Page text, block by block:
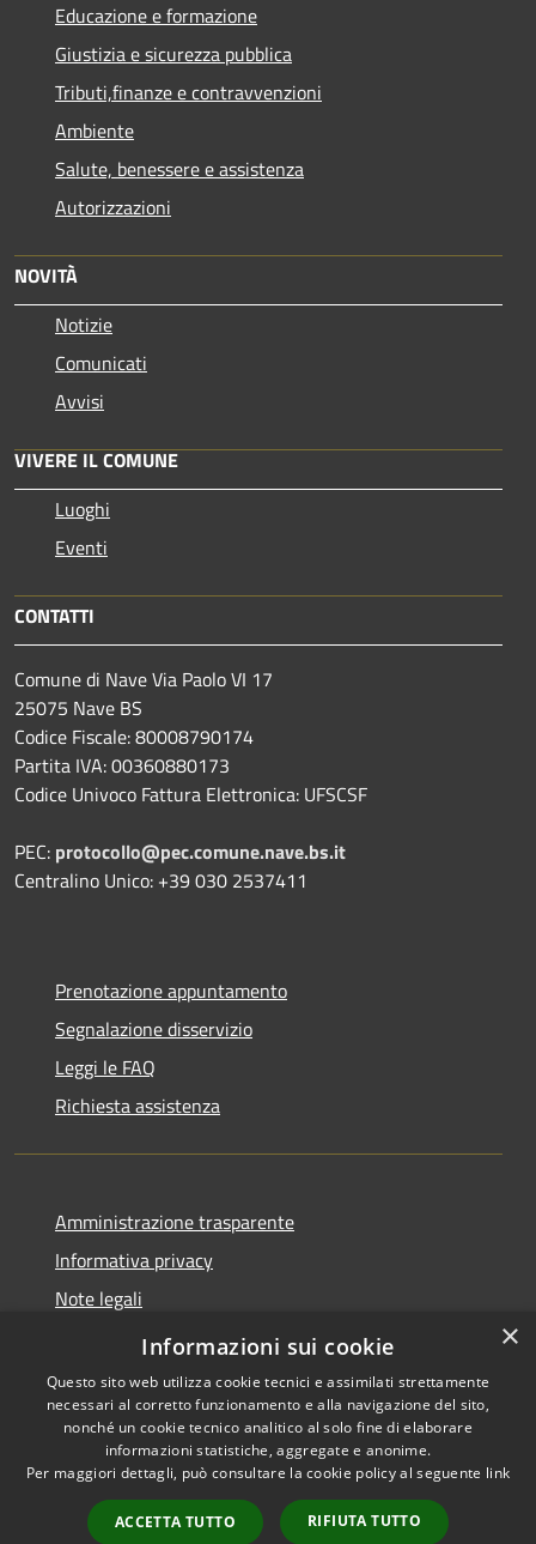
Educazione e formazione
Giustizia e sicurezza pubblica
Tributi,finanze e contravvenzioni
Ambiente
Salute, benessere e assistenza
Autorizzazioni
NOVITÀ
Notizie
Comunicati
Avvisi
VIVERE IL COMUNE
Luoghi
Eventi
CONTATTI
Comune di Nave Via Paolo VI 17
25075 Nave BS
Codice Fiscale: 80008790174
Partita IVA: 00360880173
Codice Univoco Fattura Elettronica: UFSCSF
PEC: protocollo@pec.comune.nave.bs.it
Centralino Unico: +39 030 2537411
Prenotazione appuntamento
Segnalazione disservizio
Leggi le FAQ
Richiesta assistenza
Amministrazione trasparente
Informativa privacy
Note legali
Dichiarazione di accessibilità
Accessibilità
Copyright © 2026 • Comune di
Nave • Powered by
Municipium•
Accesso
×
Informazioni sui cookie
Questo sito web utilizza cookie tecnici e assimilati strettamente
necessari al corretto funzionamento e alla navigazione del sito,
nonché un cookie tecnico analitico al solo fine di elaborare
informazioni statistiche, aggregate e anonime.
Per maggiori dettagli, può consultare la cookie policy al seguente link
ACCETTA TUTTO RIFIUTA TUTTO